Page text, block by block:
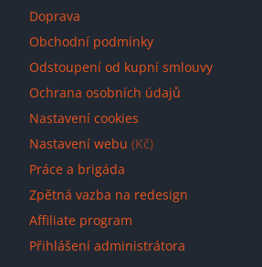
Doprava
Obchodní podmínky
Odstoupení od kupní smlouvy
Ochrana osobních údajů
Nastavení cookies
Nastavení webu (Kč)
Práce a brigáda
Zpětná vazba na redesign
Affiliate program
Přihlášení administrátora